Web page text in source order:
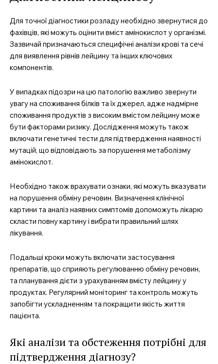
Для точної діагностики розладу необхідно звернутися до
фахівців, які можуть оцінити вміст амінокислот у організмі.
Зазвичай призначаються специфічні аналізи крові та сечі
для виявлення рівнів лейцину та інших ключових
компонентів.
У випадках підозри на цю патологію важливо звернути
увагу на споживання білків та їх джерел, адже надмірне
споживання продуктів з високим вмістом лейцину може
бути факторами ризику. Дослідження можуть також
включати генетичні тести для підтвердження наявності
мутацій, що відповідають за порушення метаболізму
амінокислот.
Необхідно також врахувати ознаки, які можуть вказувати
на порушення обміну речовин. Визначення клінічної
картини та аналіз наявних симптомів допоможуть лікарю
скласти повну картину і вибрати правильний шлях
лікування.
Подальші кроки можуть включати застосування
препаратів, що сприяють регулюванню обміну речовин,
та планування дієти з урахуванням вмісту лейцину у
продуктах. Регулярний моніторинг та контроль можуть
запобігти ускладненням та покращити якість життя
пацієнта.
Які аналізи та обстеження потрібні для
підтвердження діагнозу?